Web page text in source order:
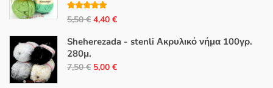
Βαθμολογή
θηκε με 5.00
5,50€ Original
was:
5,50 €.
4,40 €Η
τιμή
είναι:
Sheherezada - stenli Ακρυλικό νήμα 100γρ.
280μ.
7,50€ Original
5,00 €Η